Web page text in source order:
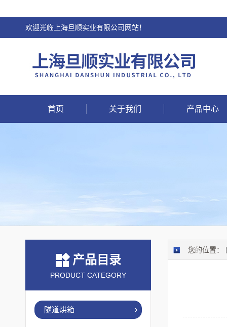
欢迎光临上海旦顺实业有限公司网站！
首页 关于我们 产品中心
产品目录
PRODUCT CATEGORY
隧道烘箱
您的位置：